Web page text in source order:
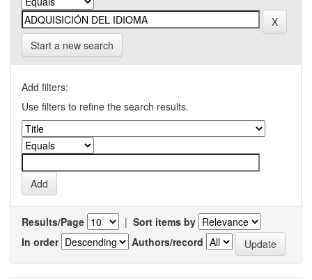
Start a new search
Add filters:
Use filters to refine the search results.
Results/Page | Sort items by
In order
Authors/record